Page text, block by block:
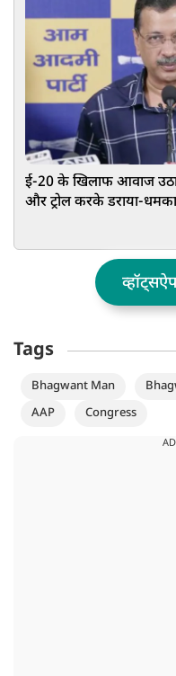
ई-20 के खिलाफ आवाज
और ट्रोल करके डराया-
Tags
Bhagwant Man
AAP
Congress